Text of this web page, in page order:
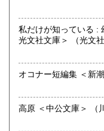
営業時間：12:00〜
定休日：火・水曜日(
◇近隣であれば書籍
の持ち込み、あるい
買取が出来る本とそ
私だけが知っている :
光文社文庫＞
高原